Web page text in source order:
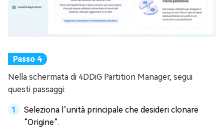
Nella schermata di 4DDiG Partition Manager, segui
questi passaggi:
Seleziona l’unità principale che desideri clonare
“Origine”.